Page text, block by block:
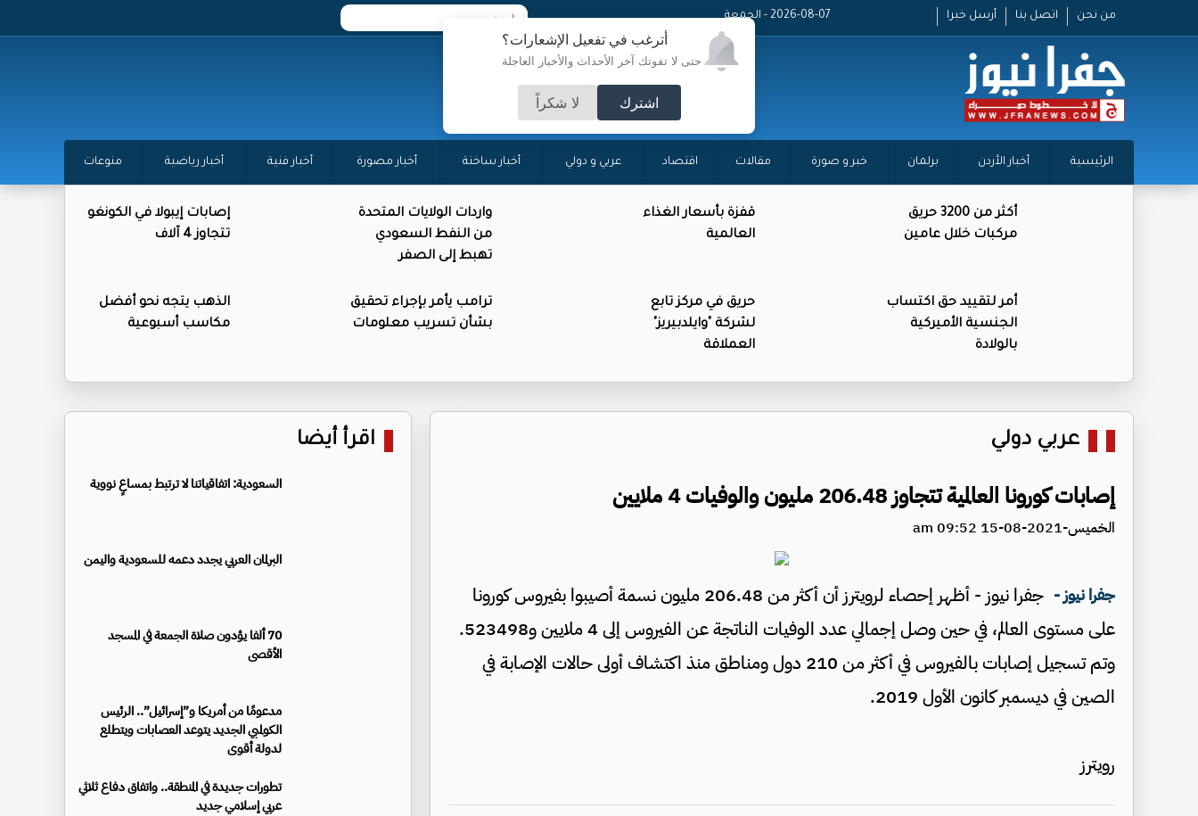
أترغب في تفعيل الإشعارات؟
حتى لا تفوتك آخر الأحداث والأخبار العاجلة
اشترك لا شكراً
من نحن اتصل بنا أرسل خبرا 2026-08-07 - الجمعة
الرئيسية أخبار الأردن برلمان خبر و صورة مقالات اقتصاد عربي و دولي أخبار ساخنة أخبار مصورة أخبار فنية أخبار رياضية منوعات
أكثر من 3200 حريق
مركبات خلال عامين
قفزة بأسعار الغذاء
العالمية
واردات الولايات المتحدة
من النفط السعودي
تهبط إلى الصفر
إصابات إيبولا في الكونغو
تتجاوز 4 آلاف
أمر لتقييد حق اكتساب
الجنسية الأميركية
بالولادة
حريق في مركز تابع
لشركة "وايلدبيريز"
العملاقة
ترامب يأمر بإجراء تحقيق
بشأن تسريب معلومات
الذهب يتجه نحو أفضل
مكاسب أسبوعية
عربي دولي
إصابات كورونا العالمية تتجاوز 206.48 مليون والوفيات 4 ملايين
الخميس-2021-08-15 09:52 am
جفرا نيوز -
جفرا نيوز - أظهر إحصاء لرويترز أن أكثر من 206.48 مليون نسمة أصيبوا بفيروس كورونا
على مستوى العالم، في حين وصل إجمالي عدد الوفيات الناتجة عن الفيروس إلى 4 ملايين و523498.
وتم تسجيل إصابات بالفيروس في أكثر من 210 دول ومناطق منذ اكتشاف أولى حالات الإصابة في
الصين في ديسمبر كانون الأول 2019.
رويترز
اقرأ أيضا
السعودية: اتفاقياتنا لا ترتبط بمساعٍ نووية
البرلمان العربي يجدد دعمه للسعودية واليمن
70 ألفا يؤدون صلاة الجمعة في المسجد
الأقصى
مدعومًا من أمريكا و”إسرائيل”.. الرئيس
الكولمبي الجديد يتوعد العصابات ويتطلع
لدولة أقوى
تطورات جديدة في المنطقة.. واتفاق دفاع ثلاثي
عربي إسلامي جديد